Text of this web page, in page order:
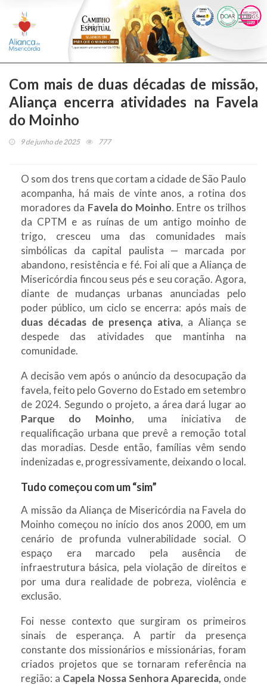
Com mais de duas décadas de missão,
Aliança encerra atividades na Favela
do Moinho
9 de junho de 2025 777
O som dos trens que cortam a cidade de São Paulo
acompanha, há mais de vinte anos, a rotina dos
moradores da Favela do Moinho. Entre os trilhos
da CPTM e as ruínas de um antigo moinho de
trigo, cresceu uma das comunidades mais
simbólicas da capital paulista — marcada por
abandono, resistência e fé. Foi ali que a Aliança de
Misericórdia fincou seus pés e seu coração. Agora,
diante de mudanças urbanas anunciadas pelo
poder público, um ciclo se encerra: após mais de
duas décadas de presença ativa, a Aliança se
despede das atividades que mantinha na
comunidade.
A decisão vem após o anúncio da desocupação da
favela, feito pelo Governo do Estado em setembro
de 2024. Segundo o projeto, a área dará lugar ao
Parque do Moinho, uma iniciativa de
requalificação urbana que prevê a remoção total
das moradias. Desde então, famílias vêm sendo
indenizadas e, progressivamente, deixando o local.
Tudo começou com um “sim”
A missão da Aliança de Misericórdia na Favela do
Moinho começou no início dos anos 2000, em um
cenário de profunda vulnerabilidade social. O
espaço era marcado pela ausência de
infraestrutura básica, pela violação de direitos e
por uma dura realidade de pobreza, violência e
exclusão.
Foi nesse contexto que surgiram os primeiros
sinais de esperança. A partir da presença
constante dos missionários e missionárias, foram
criados projetos que se tornaram referência na
região: a Capela Nossa Senhora Aparecida, onde